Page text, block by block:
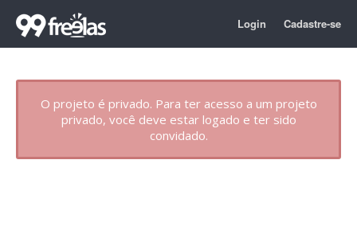
Login Cadastre-se
O projeto é privado. Para ter acesso a um projeto
privado, você deve estar logado e ter sido
convidado.